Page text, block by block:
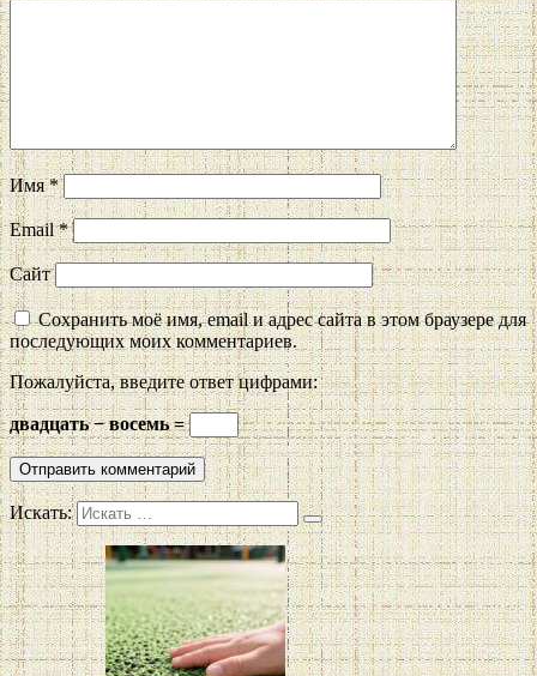
Имя*
Email*
Сайт
Сохранить моё имя, email и адрес сайта в этом браузере для
последующих моих комментариев.
Пожалуйста, введите ответ цифрами:
двадцать − восемь =
Искать: